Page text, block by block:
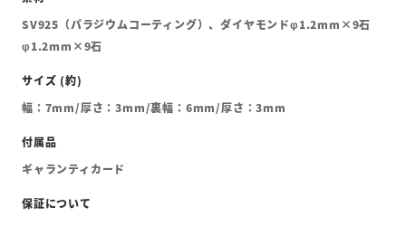
SV925（パラジウムコーティング）、ダイヤモンドφ1.2mm×9石
φ1.2mm×9石
幅：7mm/厚さ：3mm/裏幅：6mm/厚さ：3mm
ギャランティカード